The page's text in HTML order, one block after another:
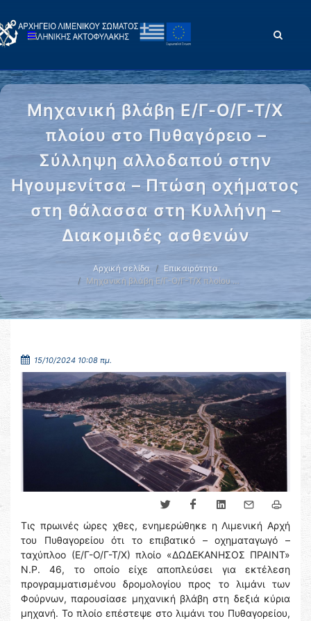
Μηχανική βλάβη Ε/Γ-Ο/Γ-Τ/Χ
πλοίου στο Πυθαγόρειο –
Σύλληψη αλλοδαπού στην
Ηγουμενίτσα – Πτώση οχήματος
στη θάλασσα στη Κυλλήνη –
Διακομιδές ασθενών
Αρχική σελίδα
Επικαιρότητα
Μηχανική βλάβη Ε/Γ-Ο/Γ-Τ/Χ πλοίου …
15/10/2024 10:08 πμ.
Τις πρωινές ώρες χθες, ενημερώθηκε η Λιμενική Αρχή
του Πυθαγορείου ότι το επιβατικό – οχηματαγωγό –
ταχύπλοο (Ε/Γ-Ο/Γ-Τ/Χ) πλοίο «ΔΩΔΕΚΑΝΗΣΟΣ ΠΡΑΙΝΤ»
Ν.Ρ. 46, το οποίο είχε αποπλεύσει για εκτέλεση
προγραμματισμένου δρομολογίου προς το λιμάνι των
Φούρνων, παρουσίασε μηχανική βλάβη στη δεξιά κύρια
μηχανή. Το πλοίο επέστεψε στο λιμάνι του Πυθαγορείου,